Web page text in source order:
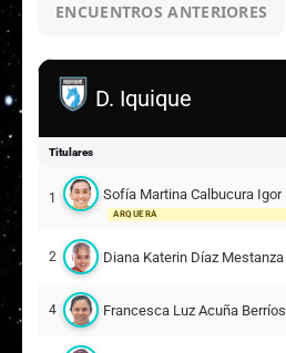
ENCUENTROS ANTERIORES
D. Iquique
Titulares
1 Sofía Martina Calbucura Igor
ARQUERA
2 Diana Katerin Díaz Mestanza
4 Francesca Luz Acuña Berríos